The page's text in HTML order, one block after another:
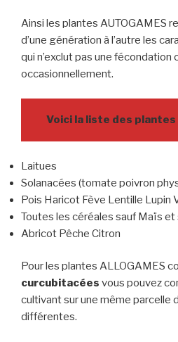
Ainsi les plantes AUTOGAMES
d’une génération à l’autre les
qui n’exclut pas une fécondation
occasionnellement.
Voici la liste des plantes
Laitues
Solanacées (tomate poivron
Pois Haricot Fève Lentille Lupin
Toutes les céréales sauf Maïs et
Abricot Pêche Citron
Pour les plantes ALLOGAMES
curcubitacées vous pouvez
cultivant sur une même parcelle
différentes.